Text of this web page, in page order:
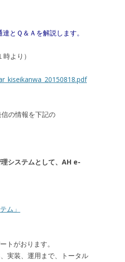
とＱ＆Ａを解説します。
より）
の情報を下記の
システムとして、AH e-
ム」
トがおります。
実装、運用まで、トータル